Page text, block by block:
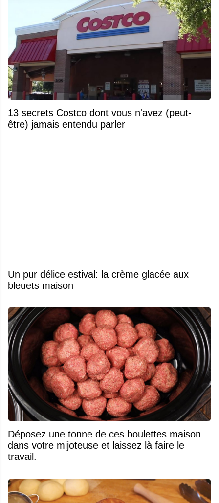
13 secrets Costco dont vous n'avez (peut-
être) jamais entendu parler
Un pur délice estival: la crème glacée aux
bleuets maison
Déposez une tonne de ces boulettes maison
dans votre mijoteuse et laissez là faire le
travail.